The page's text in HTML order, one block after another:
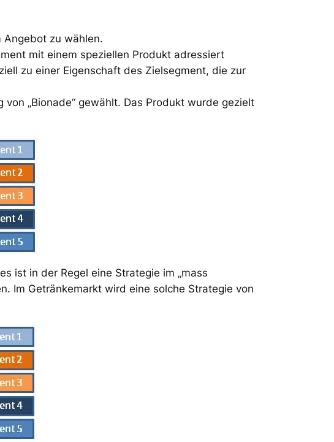
Angebot zu wählen.
mit einem speziellen Produkt adressiert
zu einer Eigenschaft des Zielsegment, die zur
„Bionade“ gewählt. Das Produkt wurde gezielt
ist in der Regel eine Strategie im „mass
Im Getränkemarkt wird eine solche Strategie von